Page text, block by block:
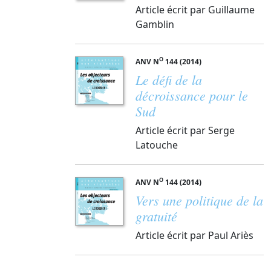
Article écrit par Guillaume
Gamblin
ANV NO 144 (2014)
Le défi de la
décroissance pour le
Sud
Article écrit par Serge
Latouche
ANV NO 144 (2014)
Vers une politique de la
gratuité
Article écrit par Paul Ariès